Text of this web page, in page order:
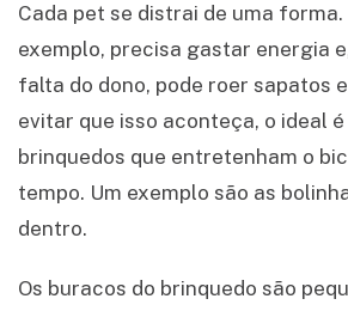
Cada pet se distrai de uma forma.
exemplo, precisa gastar energia
falta do dono, pode roer sapatos
evitar que isso aconteça, o ideal
brinquedos que entretenham o
tempo. Um exemplo são as
dentro.
Os buracos do brinquedo são